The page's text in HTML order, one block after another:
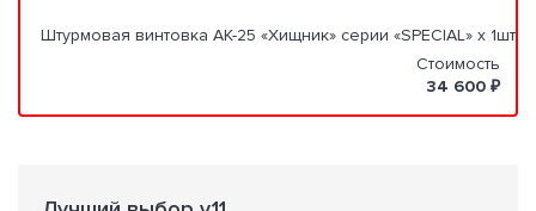
Штурмовая винтовка АК-25 «Хищник» серии «SPECIAL» x 1шт.
Стоимость
34 600 ₽